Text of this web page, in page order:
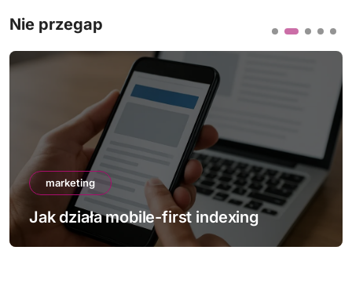
Nie przegap
marketing
Jak działa mobile-first indexing